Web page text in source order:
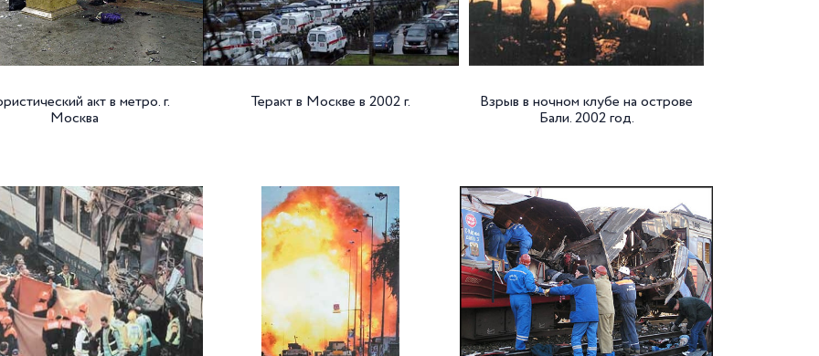
акт в метро. г.
Москва
Теракт в Москве в 2002 г.
Взрыв в ночном клубе на острове
Бали. 2002 год.